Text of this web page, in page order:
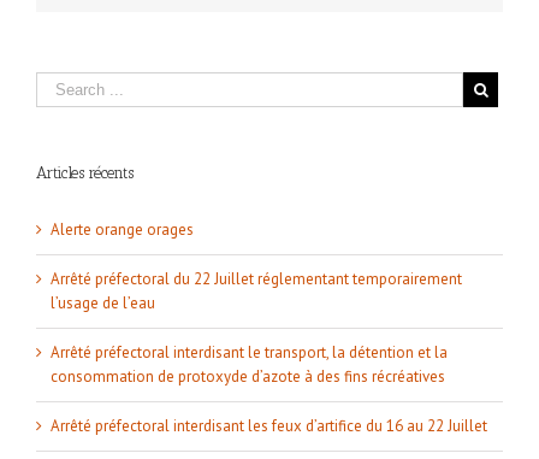
Articles récents
Alerte orange orages
Arrêté préfectoral du 22 Juillet réglementant temporairement
l’usage de l’eau
Arrêté préfectoral interdisant le transport, la détention et la
consommation de protoxyde d’azote à des fins récréatives
Arrêté préfectoral interdisant les feux d’artifice du 16 au 22 Juillet